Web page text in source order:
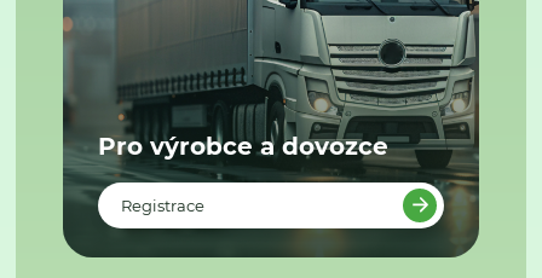
Pro výrobce a dovozce
Registrace